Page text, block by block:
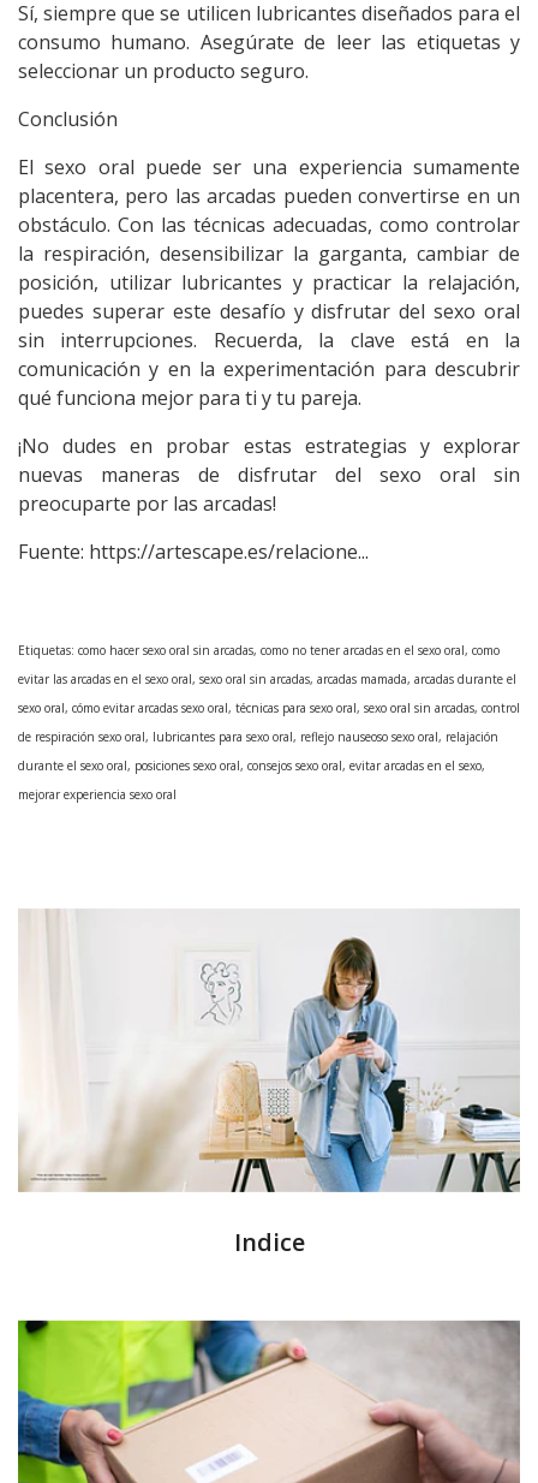
Sí, siempre que se utilicen lubricantes diseñados para el
consumo humano. Asegúrate de leer las etiquetas y
seleccionar un producto seguro.
Conclusión
Elsexo oral puede ser una experiencia sumamente
placentera, pero las arcadas pueden convertirse en un
obstáculo. Con las técnicas adecuadas, como controlar
la respiración, desensibilizar la garganta, cambiar de
posición, utilizar lubricantes y practicar la relajación,
puedes superar este desafío y disfrutar del sexo oral
sin interrupciones. Recuerda, la clave está en la
comunicación y en la experimentación para descubrir
qué funciona mejor para ti y tu pareja.
¡No dudes en probar estas estrategias y explorar
nuevas maneras de disfrutar del sexo oral sin
preocuparte por las arcadas!
Fuente: https://artescape.es/relacione...
Etiquetas: como hacer sexo oral sin arcadas, como no tener arcadas en el sexo oral, como
evitar las arcadas en el sexo oral, sexo oral sin arcadas, arcadas mamada, arcadas durante el
sexo oral, cómo evitar arcadas sexo oral, técnicas para sexo oral, sexo oral sin arcadas, control
de respiración sexo oral, lubricantes para sexo oral, reflejo nauseoso sexo oral, relajación
durante el sexo oral, posiciones sexo oral, consejos sexo oral, evitar arcadas en el sexo,
mejorar experiencia sexo oral
Indice